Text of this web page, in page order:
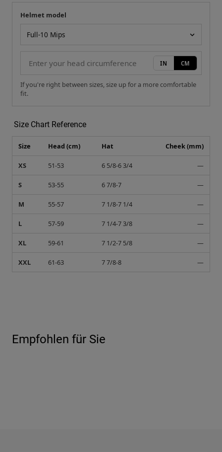
Your measurement
Helmet model
IN CM
If you're right between sizes, size up for a more comfortable
fit.
Size Chart Reference
Size Head (cm) Hat Cheek (mm)
XS 51-53 6 5/8-6 3/4 —
S 53-55 6 7/8-7 —
M 55-57 7 1/8-7 1/4 —
L 57-59 7 1/4-7 3/8 —
XL 59-61 7 1/2-7 5/8 —
XXL 61-63 7 7/8-8 —
Empfohlen für Sie